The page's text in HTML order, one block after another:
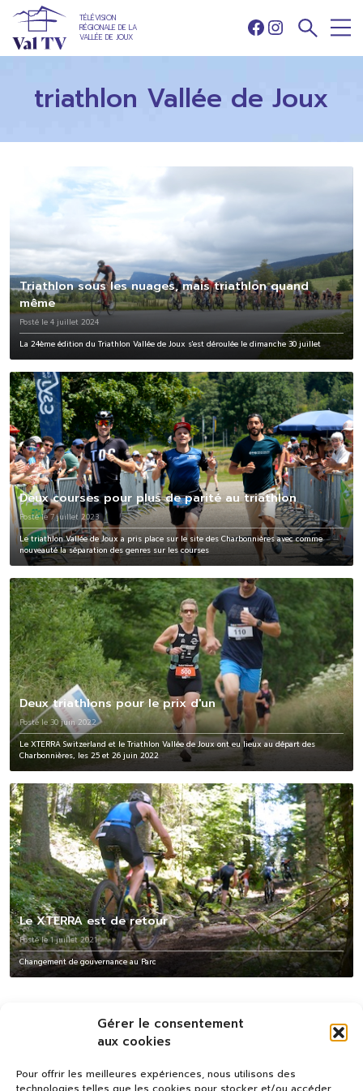
Gérer le consentement
aux cookies
Pour offrir les meilleures expériences, nous utilisons des
TÉLÉVISION
RÉGIONALE DE LA
VALLÉE DE JOUX
Facebook
Instagram
triathlon Vallée de Joux
Triathlon sous les nuages, mais triathlon quand
même
Posté le 4 juillet 2024
La 24ème édition du Triathlon Vallée de Joux s'est déroulée le dimanche 30 juillet
Deux courses pour plus de parité au triathlon
Posté le 7 juillet 2023
Le triathlon Vallée de Joux a pris place sur le site des Charbonnières avec comme
nouveauté la séparation des genres sur les courses
Deux triathlons pour le prix d'un
Posté le 30 juin 2022
Le XTERRA Switzerland et le Triathlon Vallée de Joux ont eu lieux au départ des
Charbonnières, les 25 et 26 juin 2022
Le XTERRA est de retour
Posté le 1 juillet 2021
Changement de gouvernance au Parc